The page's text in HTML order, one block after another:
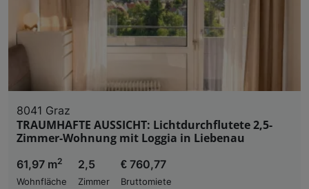
8041 Graz
TRAUMHAFTE AUSSICHT: Lichtdurchflutete 2,5-
Zimmer-Wohnung mit Loggia in Liebenau
61,97 m2
Wohnfläche
2,5
Zimmer
€ 760,77
Bruttomiete